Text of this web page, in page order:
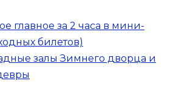
главное за 2 часа в мини-
билетов)
залы Зимнего дворца и